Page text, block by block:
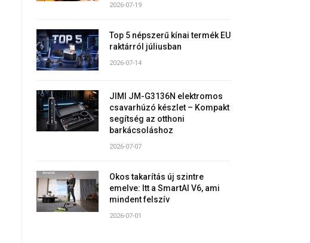
2026-07-19
Top 5 népszerű kínai termék EU
raktárról júliusban
2026-07-14
JIMI JM-G3136N elektromos
csavarhúzó készlet – Kompakt
segítség az otthoni
barkácsoláshoz
2026-07-07
Okos takarítás új szintre
emelve: Itt a SmartAI V6, ami
mindent felszív
2026-07-01